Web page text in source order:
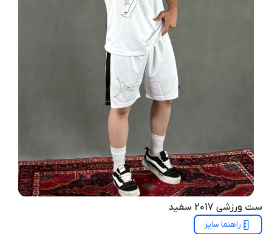
ست ورزشی 2017 سفید
راهنما سایز